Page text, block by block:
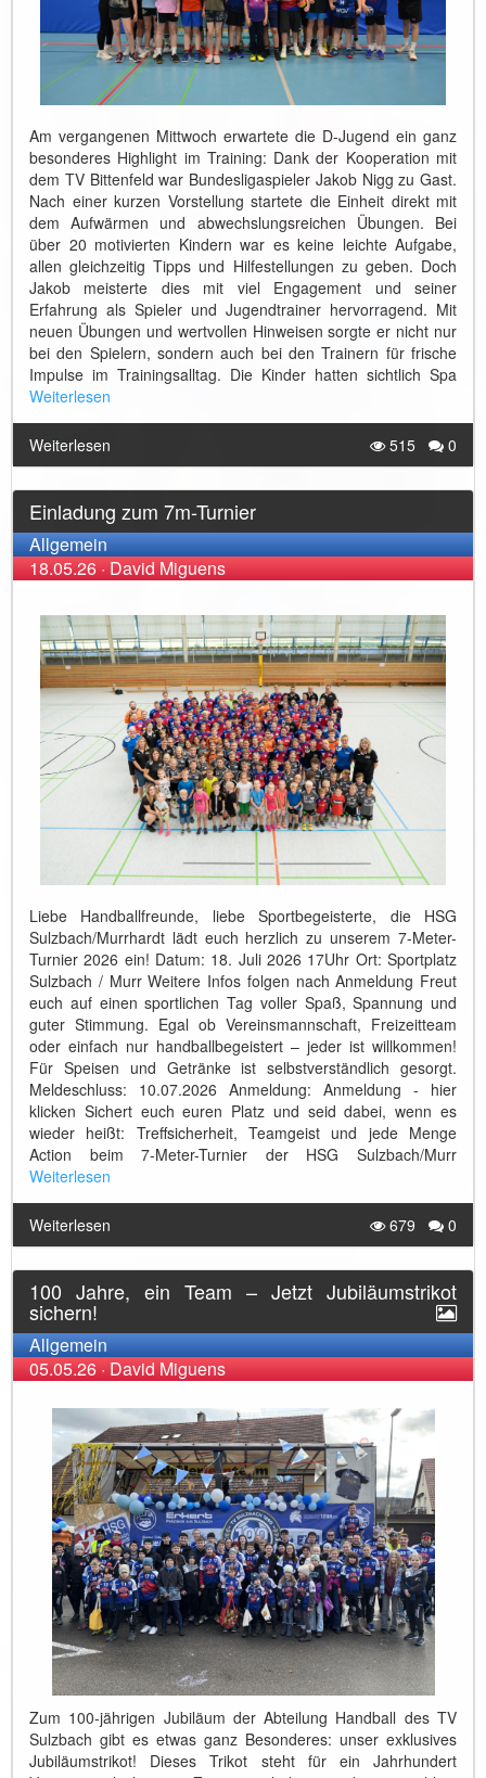
Am vergangenen Mittwoch erwartete die D-Jugend ein ganz
besonderes Highlight im Training: Dank der Kooperation mit
dem TV Bittenfeld war Bundesligaspieler Jakob Nigg zu Gast.
Nach einer kurzen Vorstellung startete die Einheit direkt mit
dem Aufwärmen und abwechslungsreichen Übungen. Bei
über 20 motivierten Kindern war es keine leichte Aufgabe,
allen gleichzeitig Tipps und Hilfestellungen zu geben. Doch
Jakob meisterte dies mit viel Engagement und seiner
Erfahrung als Spieler und Jugendtrainer hervorragend. Mit
neuen Übungen und wertvollen Hinweisen sorgte er nicht nur
bei den Spielern, sondern auch bei den Trainern für frische
Impulse im Trainingsalltag. Die Kinder hatten sichtlich Spa
Weiterlesen
Weiterlesen 515 0
Einladung zum 7m-Turnier
Allgemein
18.05.26·David Miguens
Liebe Handballfreunde, liebe Sportbegeisterte, die HSG
Sulzbach/Murrhardt lädt euch herzlich zu unserem 7-Meter-
Turnier 2026 ein! Datum: 18. Juli 2026 17Uhr Ort: Sportplatz
Sulzbach / Murr Weitere Infos folgen nach Anmeldung Freut
euch auf einen sportlichen Tag voller Spaß, Spannung und
guter Stimmung. Egal ob Vereinsmannschaft, Freizeitteam
oder einfach nur handballbegeistert – jeder ist willkommen!
Für Speisen und Getränke ist selbstverständlich gesorgt.
Meldeschluss: 10.07.2026 Anmeldung: Anmeldung - hier
klicken Sichert euch euren Platz und seid dabei, wenn es
wieder heißt: Treffsicherheit, Teamgeist und jede Menge
Action beim 7-Meter-Turnier der HSG Sulzbach/Murr
Weiterlesen
Weiterlesen 679 0
100 Jahre, ein Team – Jetzt Jubiläumstrikot
sichern!
Allgemein
05.05.26·David Miguens
Zum 100-jährigen Jubiläum der Abteilung Handball des TV
Sulzbach gibt es etwas ganz Besonderes: unser exklusives
Jubiläumstrikot! Dieses Trikot steht für ein Jahrhundert